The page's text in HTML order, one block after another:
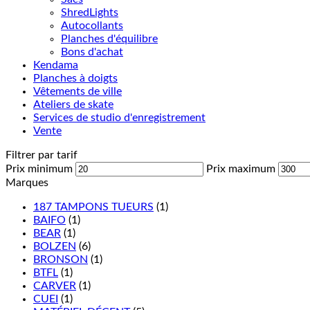
ShredLights
Autocollants
Planches d'équilibre
Bons d'achat
Kendama
Planches à doigts
Vêtements de ville
Ateliers de skate
Services de studio d'enregistrement
Vente
Filtrer par tarif
Prix minimum
Prix maximum
Marques
187 TAMPONS TUEURS (1)
BAIFO (1)
BEAR (1)
BOLZEN (6)
BRONSON (1)
BTFL (1)
CARVER (1)
CUEI (1)